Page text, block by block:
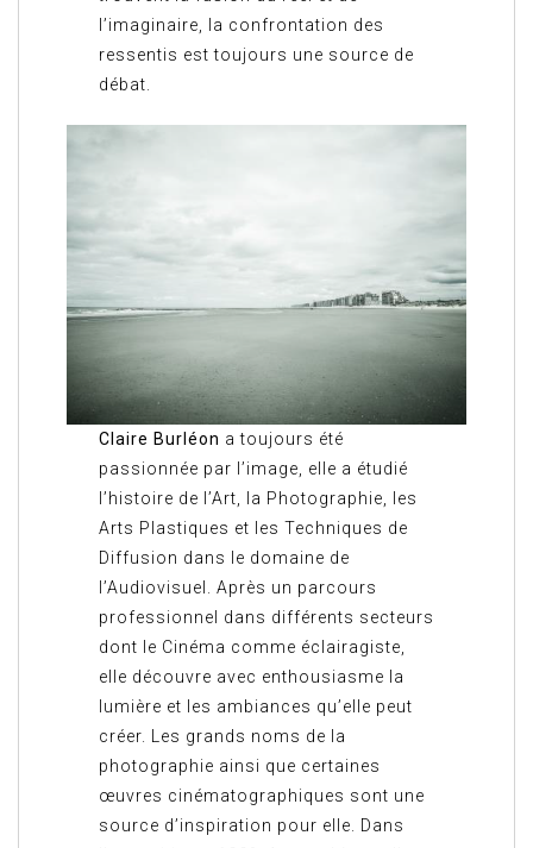
l’imaginaire, la confrontation des
ressentis est toujours une source de
débat.
Claire Burléon a toujours été
passionnée par l’image, elle a étudié
l’histoire de l’Art, la Photographie, les
Arts Plastiques et les Techniques de
Diffusion dans le domaine de
l’Audiovisuel. Après un parcours
professionnel dans différents secteurs
dont le Cinéma comme éclairagiste,
elle découvre avec enthousiasme la
lumière et les ambiances qu’elle peut
créer. Les grands noms de la
photographie ainsi que certaines
œuvres cinématographiques sont une
source d’inspiration pour elle. Dans